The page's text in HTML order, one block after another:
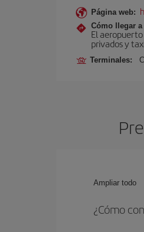
Página web:
Cómo llegar
El
privados y
Terminales:
Ampliar todo
¿Cómo